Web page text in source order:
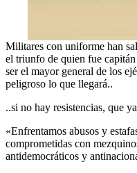
Militares con uniforme han
el triunfo de quien fue
ser el mayor general de los
peligroso lo que llegará..
..si no hay resistencias, que
«Enfrentamos abusos y
comprometidas con
antidemocráticos y